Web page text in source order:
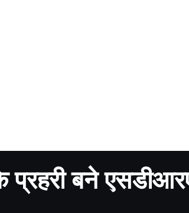
प्रहरी बने